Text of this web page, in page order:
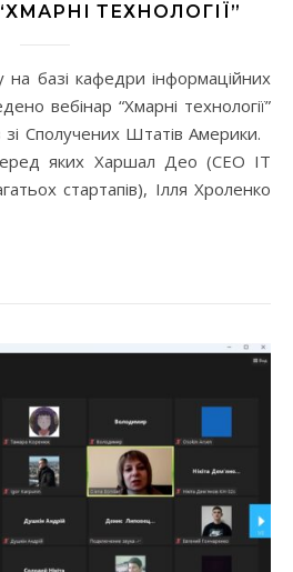
ТЕХНОЛОГІЇ”
вебінар “Хмарні технології”
зі Сполучених Штатів Америки.
яких Харшал Део (СЕО ІТ
стартапів), Ілля Хроленко